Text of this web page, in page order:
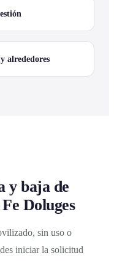
alrededores
y baja de
Doluges
sin uso o
iniciar la solicitud